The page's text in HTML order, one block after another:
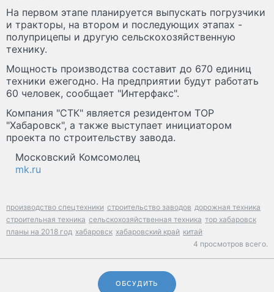
На первом этапе планируется выпускать погрузчики
и тракторы, на втором и последующих этапах -
полуприцепы и другую сельскохозяйственную
технику.
Мощность производства составит до 670 единиц
техники ежегодно. На предприятии будут работать
60 человек, сообщает "Интерфакс".
Компания "СТК" является резидентом ТОР
"Хабаровск", а также выступает инициатором
проекта по строительству завода.
Московский Комсомолец
mk.ru
производство спецтехники строительство заводов дорожная техника
строительная техника сельскохозяйственная техника тор хабаровск
планы на 2018 год хабаровск хабаровский край китай
4 просмотров всего.
ОБСУДИТЬ